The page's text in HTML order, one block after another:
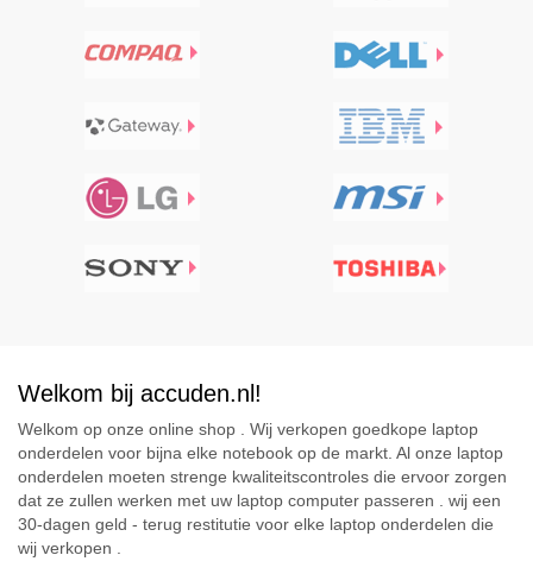
Welkom bij accuden.nl!
Welkom op onze online shop . Wij verkopen goedkope laptop
onderdelen voor bijna elke notebook op de markt. Al onze laptop
onderdelen moeten strenge kwaliteitscontroles die ervoor zorgen
dat ze zullen werken met uw laptop computer passeren . wij een
30-dagen geld - terug restitutie voor elke laptop onderdelen die
wij verkopen .